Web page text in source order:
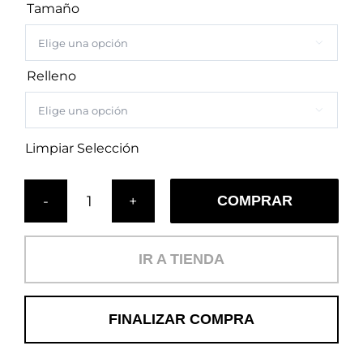
Tamaño

Relleno

Limpiar Selección
Cojín
COMPRAR
IR A TIENDA
FINALIZAR COMPRA